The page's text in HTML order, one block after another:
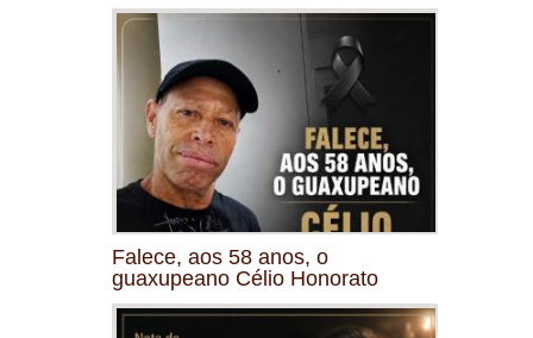
Falece, aos 58 anos, o
guaxupeano Célio Honorato